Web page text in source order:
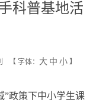
科普基地活
【 字体： 大 中 小 】
”政策下中小学生课